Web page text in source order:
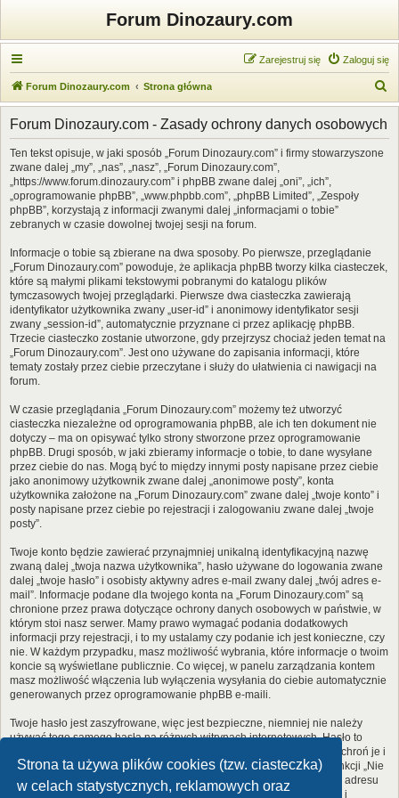
Strona ta używa plików cookies (tzw. ciasteczka)
w celach statystycznych, reklamowych oraz
Forum Dinozaury.com
Zaloguj się
Zarejestruj się
Forum Dinozaury.com Strona główna
z
Forum Dinozaury.com - Zasady ochrony danych osobowych
Ten tekst opisuje, w jaki sposób „Forum Dinozaury.com” i firmy stowarzyszone
zwane dalej „my”, „nas”, „nasz”, „Forum Dinozaury.com”,
„https://www.forum.dinozaury.com” i phpBB zwane dalej „oni”, „ich”,
„oprogramowanie phpBB”, „www.phpbb.com”, „phpBB Limited”, „Zespoły
phpBB”, korzystają z informacji zwanymi dalej „informacjami o tobie”
zebranych w czasie dowolnej twojej sesji na forum.
Informacje o tobie są zbierane na dwa sposoby. Po pierwsze, przeglądanie
„Forum Dinozaury.com” powoduje, że aplikacja phpBB tworzy kilka ciasteczek,
które są małymi plikami tekstowymi pobranymi do katalogu plików
tymczasowych twojej przeglądarki. Pierwsze dwa ciasteczka zawierają
identyfikator użytkownika zwany „user-id” i anonimowy identyfikator sesji
zwany „session-id”, automatycznie przyznane ci przez aplikację phpBB.
Trzecie ciasteczko zostanie utworzone, gdy przejrzysz chociaż jeden temat na
„Forum Dinozaury.com”. Jest ono używane do zapisania informacji, które
tematy zostały przez ciebie przeczytane i służy do ułatwienia ci nawigacji na
forum.
W czasie przeglądania „Forum Dinozaury.com” możemy też utworzyć
ciasteczka niezależne od oprogramowania phpBB, ale ich ten dokument nie
dotyczy – ma on opisywać tylko strony stworzone przez oprogramowanie
phpBB. Drugi sposób, w jaki zbieramy informacje o tobie, to dane wysyłane
przez ciebie do nas. Mogą być to między innymi posty napisane przez ciebie
jako anonimowy użytkownik zwane dalej „anonimowe posty”, konta
użytkownika założone na „Forum Dinozaury.com” zwane dalej „twoje konto” i
posty napisane przez ciebie po rejestracji i zalogowaniu zwane dalej „twoje
posty”.
Twoje konto będzie zawierać przynajmniej unikalną identyfikacyjną nazwę
zwaną dalej „twoja nazwa użytkownika”, hasło używane do logowania zwane
dalej „twoje hasło” i osobisty aktywny adres e-mail zwany dalej „twój adres e-
mail”. Informacje podane dla twojego konta na „Forum Dinozaury.com” są
chronione przez prawa dotyczące ochrony danych osobowych w państwie, w
którym stoi nasz serwer. Mamy prawo wymagać podania dodatkowych
informacji przy rejestracji, i to my ustalamy czy podanie ich jest konieczne, czy
nie. W każdym przypadku, masz możliwość wybrania, które informacje o twoim
koncie są wyświetlane publicznie. Co więcej, w panelu zarządzania kontem
masz możliwość włączenia lub wyłączenia wysyłania do ciebie automatycznie
generowanych przez oprogramowanie phpBB e-maili.
Twoje hasło jest zaszyfrowane, więc jest bezpieczne, niemniej nie należy
używać tego samego hasła na różnych witrynach internetowych. Hasło to
umożliwia dostęp do twojego konta na „Forum Dinozaury.com”, więc chroń je i
w żadnym wypadku nie podawajnikomu. Jeśli je zapomnisz, użyj funkcji „Nie
pamiętam hasła”. Witryna poprosi cię o podanie nazwy użytkownika i adresu
e-mail. Po podaniu tych danych zostanie wygenerowane nowe hasło i